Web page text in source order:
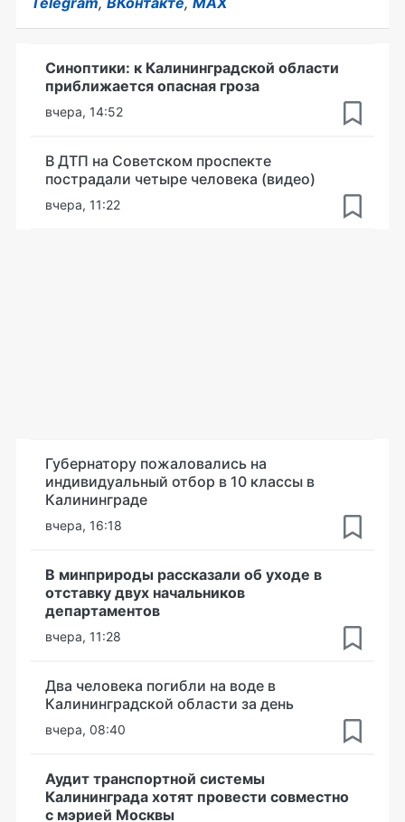
Синоптики: к Калининградской области
приближается опасная гроза
вчера, 14:52
В ДТП на Советском проспекте
пострадали четыре человека (видео)
вчера, 11:22
Губернатору пожаловались на
индивидуальный отбор в 10 классы в
Калининграде
вчера, 16:18
В минприроды рассказали об уходе в
отставку двух начальников
департаментов
вчера, 11:28
Два человека погибли на воде в
Калининградской области за день
вчера, 08:40
Аудит транспортной системы
Калининграда хотят провести совместно
с мэрией Москвы